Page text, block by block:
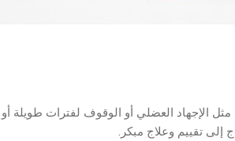
الإجهاد العضلي أو الوقوف لفترات طويلة أو
تقييم وعلاج مبكر.